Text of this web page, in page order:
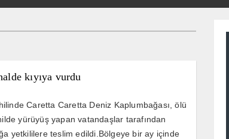
kıyıya vurdu
Caretta Caretta Deniz Kaplumbağası, ölü
yürüyüş yapan vatandaşlar tarafından
yetkililere teslim edildi.Bölgeye bir ay içinde